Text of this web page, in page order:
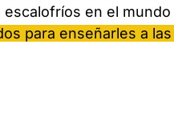
en el
para enseñarles a